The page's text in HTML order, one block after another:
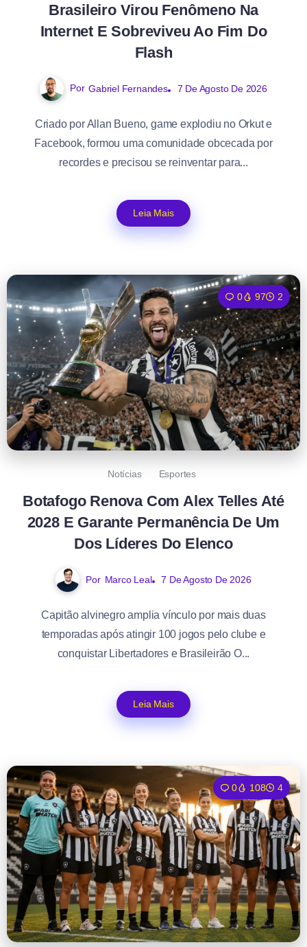
Brasileiro Virou Fenômeno Na
Internet E Sobreviveu Ao Fim Do
Flash
Por Gabriel Fernandes 7 De Agosto De 2026
Criado por Allan Bueno, game explodiu no Orkut e
Facebook, formou uma comunidade obcecada por
recordes e precisou se reinventar para...
Leia Mais
0 97 2
Notícias Esportes
Botafogo Renova Com Alex Telles Até
2028 E Garante Permanência De Um
Dos Líderes Do Elenco
Por Marco Leal 7 De Agosto De 2026
Capitão alvinegro amplia vínculo por mais duas
temporadas após atingir 100 jogos pelo clube e
conquistar Libertadores e Brasileirão O...
Leia Mais
0 108 4